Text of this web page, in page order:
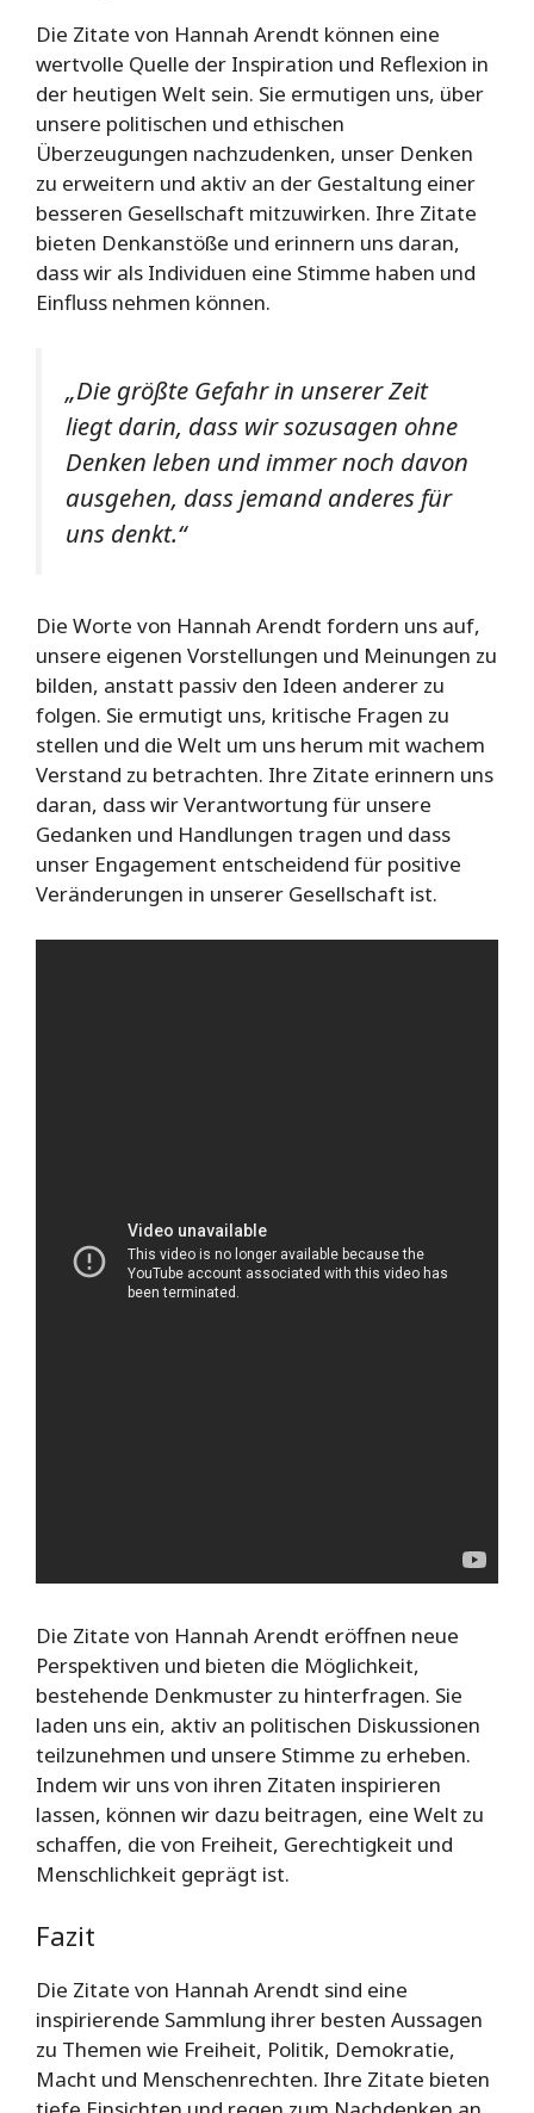
Die Zitate von Hannah Arendt können eine
wertvolle Quelle der Inspiration und Reflexion in
der heutigen Welt sein. Sie ermutigen uns, über
unsere politischen und ethischen
Überzeugungen nachzudenken, unser Denken
zu erweitern und aktiv an der Gestaltung einer
besseren Gesellschaft mitzuwirken. Ihre Zitate
bieten Denkanstöße und erinnern uns daran,
dass wir als Individuen eine Stimme haben und
Einfluss nehmen können.
„Die größte Gefahr in unserer Zeit
liegt darin, dass wir sozusagen ohne
Denken leben und immer noch davon
ausgehen, dass jemand anderes für
uns denkt.“
Die Worte von Hannah Arendt fordern uns auf,
unsere eigenen Vorstellungen und Meinungen zu
bilden, anstatt passiv den Ideen anderer zu
folgen. Sie ermutigt uns, kritische Fragen zu
stellen und die Welt um uns herum mit wachem
Verstand zu betrachten. Ihre Zitate erinnern uns
daran, dass wir Verantwortung für unsere
Gedanken und Handlungen tragen und dass
unser Engagement entscheidend für positive
Veränderungen in unserer Gesellschaft ist.
Die Zitate von Hannah Arendt eröffnen neue
Perspektiven und bieten die Möglichkeit,
bestehende Denkmuster zu hinterfragen. Sie
laden uns ein, aktiv an politischen Diskussionen
teilzunehmen und unsere Stimme zu erheben.
Indem wir uns von ihren Zitaten inspirieren
lassen, können wir dazu beitragen, eine Welt zu
schaffen, die von Freiheit, Gerechtigkeit und
Menschlichkeit geprägt ist.
Fazit
Die Zitate von Hannah Arendt sind eine
inspirierende Sammlung ihrer besten Aussagen
zu Themen wie Freiheit, Politik, Demokratie,
Macht und Menschenrechten. Ihre Zitate bieten